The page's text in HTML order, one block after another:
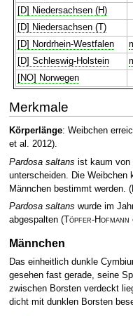
[D] Niedersachsen (H)
[D] Niedersachsen (T)
[D] Nordrhein-Westfalen
[D] Schleswig-Holstein
[NO] Norwegen
Merkmale
Körperlänge: Weibchen
et al. 2012).
Pardosa saltans ist kaum von
unterscheiden. Die Weibchen
Männchen bestimmt werden. (
Pardosa saltans wurde im
abgespalten (Töpfer-Hofmann
Männchen
Das einheitlich dunkle
gesehen fast gerade, seine
zwischen Borsten verdeckt
dicht mit dunklen Borsten